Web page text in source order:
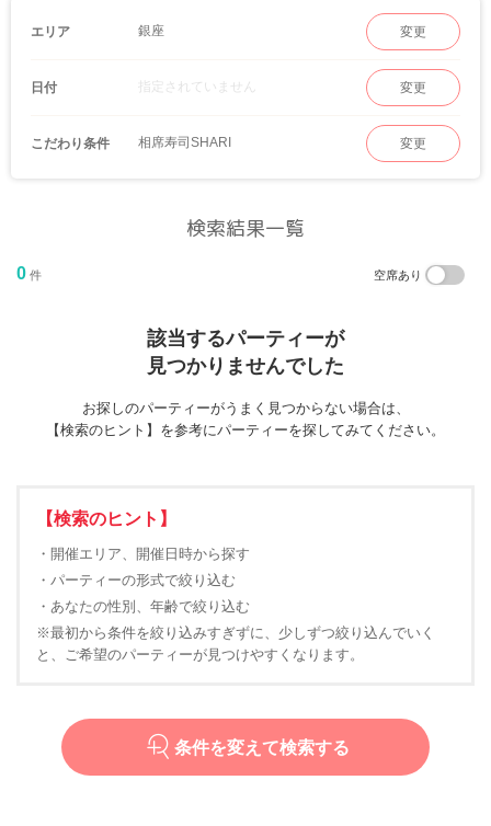
エリア 銀座 変更
日付 指定されていません 変更
こだわり条件 相席寿司SHARI 変更
検索結果一覧
0 件 空席あり
該当するパーティーが
見つかりませんでした
お探しのパーティーがうまく見つからない場合は、
【検索のヒント】を参考にパーティーを探してみてください。
【検索のヒント】
・開催エリア、開催日時から探す
・パーティーの形式で絞り込む
・あなたの性別、年齢で絞り込む
※最初から条件を絞り込みすぎずに、少しずつ絞り込んでいく
と、ご希望のパーティーが見つけやすくなります。
条件を変えて検索する